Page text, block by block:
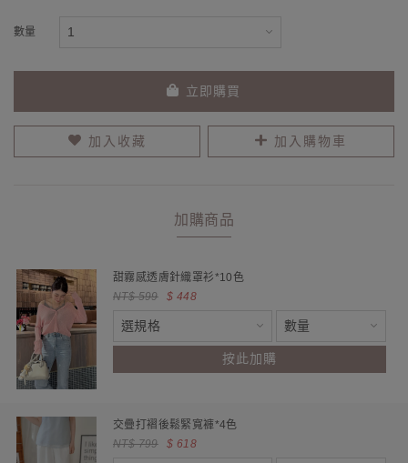
數量
立即購買
加入收藏 加入購物車
加購商品
甜霧感透膚針織罩衫*10色
NT$ 599
$ 448
按此加購
交疊打褶後鬆緊寬褲*4色
NT$ 799
$ 618